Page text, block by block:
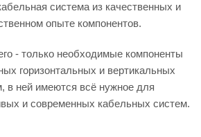
система из качественных и
опыте компонентов.
- только необходимые компоненты
горизонтальных и вертикальных
в ней имеются всё нужное для
и современных кабельных систем.